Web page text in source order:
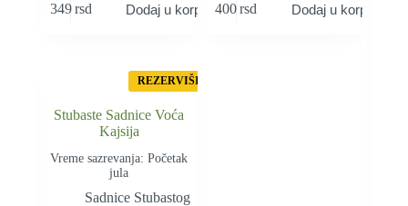
349rsd Dodaj u korpu 400 rsd Dodaj u korpu
REZERVIŠI
Stubaste Sadnice Voća
Kajsija
Vreme sazrevanja: Početak
jula
Sadnice Stubastog